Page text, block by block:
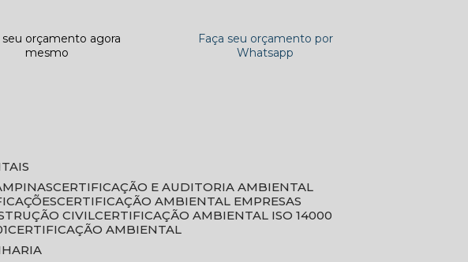
seu orçamento agora
mesmo
Faça seu orçamento por
Whatsapp
CERTIFICAÇÃO E AUDITORIA AMBIENTAL
CERTIFICAÇÃO AMBIENTAL EMPRESAS
CIVIL
CERTIFICAÇÃO AMBIENTAL ISO 14000
CERTIFICAÇÃO AMBIENTAL